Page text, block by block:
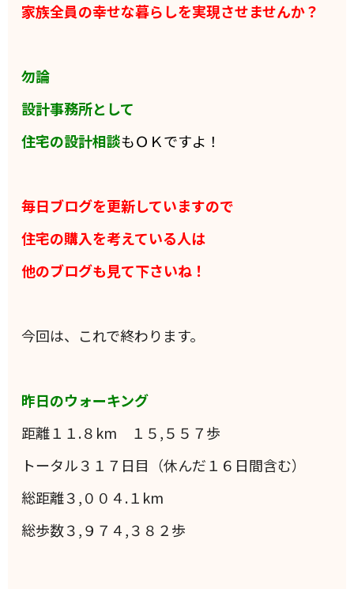
家族全員の幸せな暮らしを実現させませんか？
勿論
設計事務所として
住宅の設計相談もＯＫですよ！
毎日ブログを更新していますので
住宅の購入を考えている人は
他のブログも見て下さいね！
今回は、これで終わります。
昨日のウォーキング
距離１１.８km １５,５５７歩
トータル３１７日目（休んだ１６日間含む）
総距離３,００４.１km
総歩数３,９７４,３８２歩